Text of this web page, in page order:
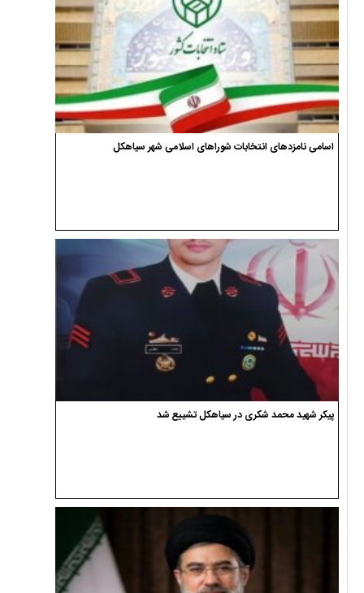
اسامی نامزدهای انتخابات شوراهای اسلامی شهر سیاهکل
پیکر شهید محمد شکری در سیاهکل تشییع شد